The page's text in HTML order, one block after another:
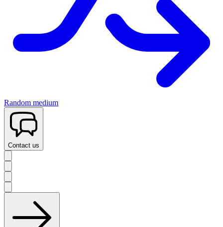
Random medium
Contact us